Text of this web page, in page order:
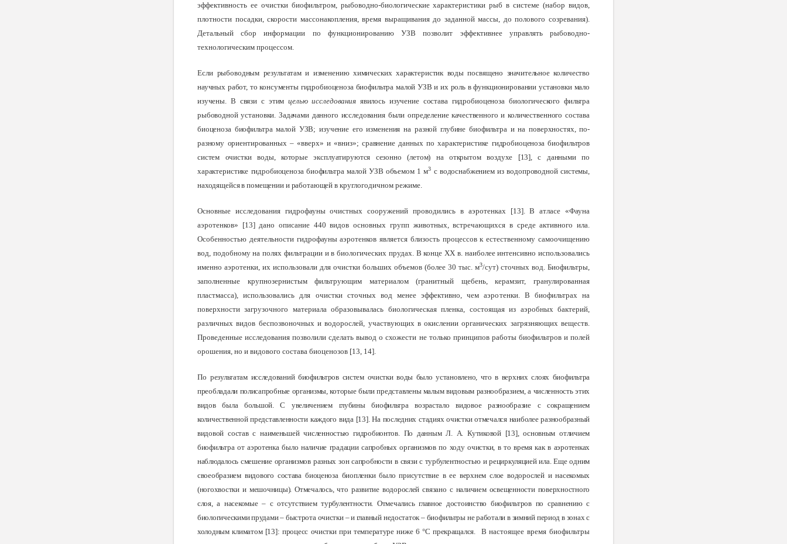
эффективность ее очистки биофильтром, рыбоводно-биологические характеристики рыб в системе (набор видов,
плотности посадки, скорости массонакопления, время выращивания до заданной массы, до полового созревания).
Детальный сбор информации по функционированию УЗВ позволит эффективнее управлять рыбоводно-
технологическим процессом.
Если рыбоводным результатам и изменению химических характеристик воды посвящено значительное количество
научных работ, то консументы гидробиоценоза биофильтра малой УЗВ и их роль в функционировании установки мало
изучены. В связи с этимцелью исследованияявилось изучение состава гидробиоценоза биологического фильтра
рыбоводной установки. Задачами данного исследования были определение качественного и количественного состава
биоценоза биофильтра малой УЗВ; изучение его изменения на разной глубине биофильтра и на поверхностях, по-
разному ориентированных – «вверх» и «вниз»; сравнение данных по характеристике гидробиоценоза биофильтров
систем очистки воды, которые эксплуатируются сезонно (летом) на открытом воздухе [13], с данными по
характеристике гидробиоценоза биофильтра малой УЗВ объемом 1 м3 с водоснабжением из водопроводной системы,
находящейся в помещении и работающей в круглогодичном режиме.
Основные исследования гидрофауны очистных сооружений проводились в аэротенках [13]. В атласе «Фауна
аэротенков» [13] дано описание 440 видов основных групп животных, встречающихся в среде активного ила.
Особенностью деятельности гидрофауны аэротенков является близость процессов к естественному самоочищению
вод, подобному на полях фильтрации и в биологических прудах. В конце ХХ в. наиболее интенсивно использовались
именно аэротенки, их использовали для очистки больших объемов (более 30 тыс. м3/сут) сточных вод. Биофильтры,
заполненные крупнозернистым фильтрующим материалом (гранитный щебень, керамзит, гранулированная
пластмасса), использовались для очистки сточных вод менее эффективно, чем аэротенки. В биофильтрах на
поверхности загрузочного материала образовывалась биологическая пленка, состоящая из аэробных бактерий,
различных видов беспозвоночных и водорослей, участвующих в окислении органических загрязняющих веществ.
Проведенные исследования позволили сделать вывод о схожести не только принципов работы биофильтров и полей
орошения, но и видового состава биоценозов [13, 14].
По результатам исследований биофильтров систем очистки воды было установлено, что в верхних слоях биофильтра
преобладали полисапробные организмы, которые были представлены малым видовым разнообразием, а численность этих
видов была большой. С увеличением глубины биофильтра возрастало видовое разнообразие с сокращением
количественной представленности каждого вида [13]. На последних стадиях очистки отмечался наиболее разнообразный
видовой состав с наименьшей численностью гидробионтов. По данным Л. А. Кутиковой [13], основным отличием
биофильтра от аэротенка было наличие градации сапробных организмов по ходу очистки, в то время как в аэротенках
наблюдалось смешение организмов разных зон сапробности в связи с турбулентностью и рециркуляцией ила. Еще одним
своеобразием видового состава биоценоза биопленки было присутствие в ее верхнем слое водорослей и насекомых
(ногохвостки и мешочницы). Отмечалось, что развитие водорослей связано с наличием освещенности поверхностного
слоя, а насекомые – с отсутствием турбулентности. Отмечались главное достоинство биофильтров по сравнению с
биологическими прудами – быстрота очистки – и главный недостаток – биофильтры не работали в зимний период в зонах с
холодным климатом [13]: процесс очистки при температуре ниже 6 °С прекращался. В настоящее время биофильтры